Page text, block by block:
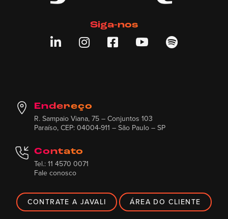
Siga-nos
    
Endereço
R. Sampaio Viana, 75 – Conjuntos 103
Paraíso, CEP: 04004-911 – São Paulo – SP
Contato
Tel.: 11 4570 0071
Fale conosco
CONTRATE A JAVALI ÁREA DO CLIENTE